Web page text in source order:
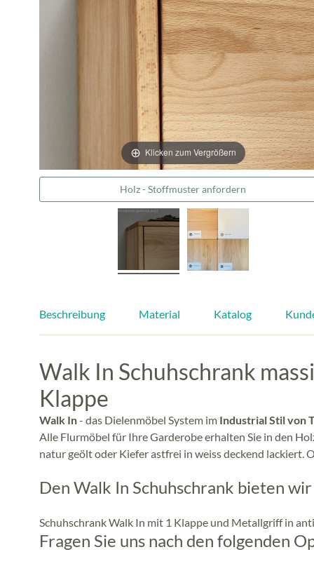
Klicken zum Vergrößern
Holz - Stoffmuster anfordern
Beschreibung Material Katalog
Walk In Schuhschrank
Klappe
Walk In- das Dielenmöbel System im Industrial Stil von
Alle Flurmöbel für Ihre Garderobe erhalten Sie in den
natur geölt oder Kiefer astfrei in weiss deckend lackiert.
Den Walk In Schuhschrank bieten
Schuhschrank Walk In mit 1 Klappe und Metallgriff in
Fragen Sie uns nach den folgenden